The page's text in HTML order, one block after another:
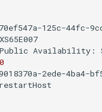
125c-44fc-9cc3-
0
2ede-4ba4-